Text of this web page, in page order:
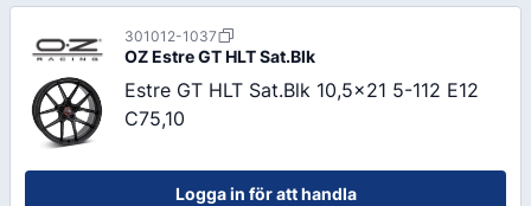
301012-1037
OZEstre GT HLT Sat.Blk
Estre GT HLT Sat.Blk 10,5x21 5-112 E12
C75,10
Logga in för att handla